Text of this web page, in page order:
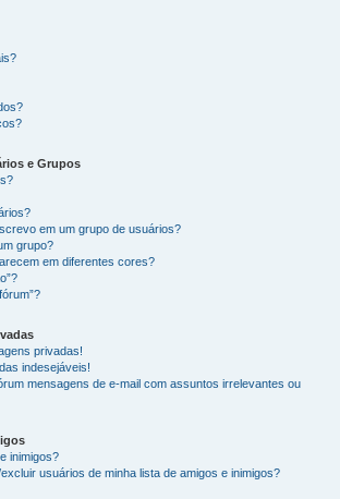
e Grupos
em um grupo de usuários?
grupo?
em diferentes cores?
privadas!
indesejáveis!
mensagens de e-mail com assuntos irrelevantes ou
inimigos?
usuários de minha lista de amigos e inimigos?